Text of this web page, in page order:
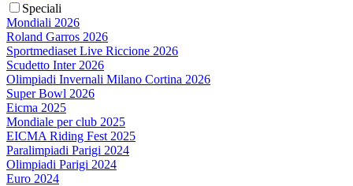
Speciali
Mondiali 2026
Roland Garros 2026
Sportmediaset Live Riccione 2026
Scudetto Inter 2026
Olimpiadi Invernali Milano Cortina 2026
Super Bowl 2026
Eicma 2025
Mondiale per club 2025
EICMA Riding Fest 2025
Paralimpiadi Parigi 2024
Olimpiadi Parigi 2024
Euro 2024